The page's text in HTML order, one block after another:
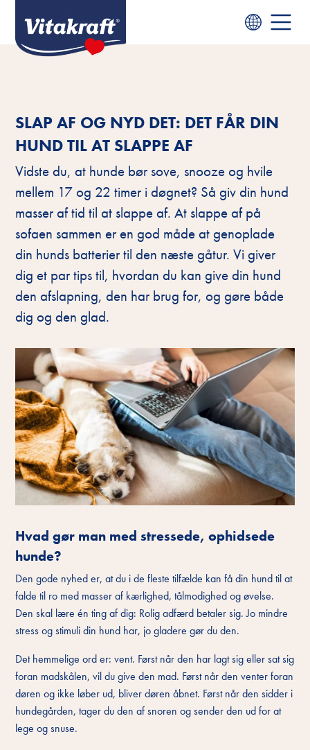
SLAP AF OG NYD DET: DET FÅR DIN
HUND TIL AT SLAPPE AF
Vidste du, at hunde bør sove, snooze og hvile
mellem 17 og 22 timer i døgnet? Så giv din hund
masser af tid til at slappe af. At slappe af på
sofaen sammen er en god måde at genoplade
din hunds batterier til den næste gåtur. Vi giver
dig et par tips til, hvordan du kan give din hund
den afslapning, den har brug for, og gøre både
dig og den glad.
Hvad gør man med stressede, ophidsede
hunde?
Den gode nyhed er, at du i de fleste tilfælde kan få din hund til at
falde til ro med masser af kærlighed, tålmodighed og øvelse.
Den skal lære én ting af dig: Rolig adfærd betaler sig. Jo mindre
stress og stimuli din hund har, jo gladere gør du den.
Det hemmelige ord er: vent. Først når den har lagt sig eller sat sig
foran madskålen, vil du give den mad. Først når den venter foran
døren og ikke løber ud, bliver døren åbnet. Først når den sidder i
hundegården, tager du den af snoren og sender den ud for at
lege og snuse.